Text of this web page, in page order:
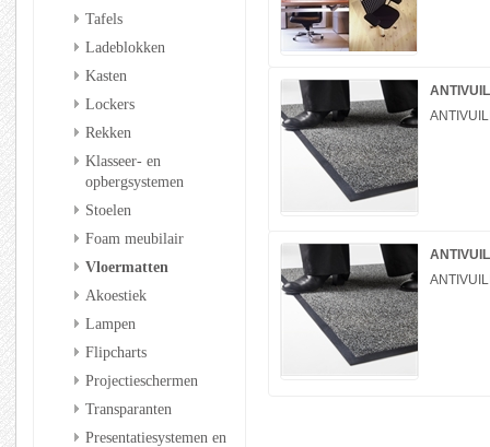
Tafels
Ladeblokken
Kasten
Lockers
Rekken
Klasseer- en
opbergsystemen
Stoelen
Foam meubilair
Vloermatten
Akoestiek
Lampen
Flipcharts
Projectieschermen
Transparanten
Presentatiesystemen en